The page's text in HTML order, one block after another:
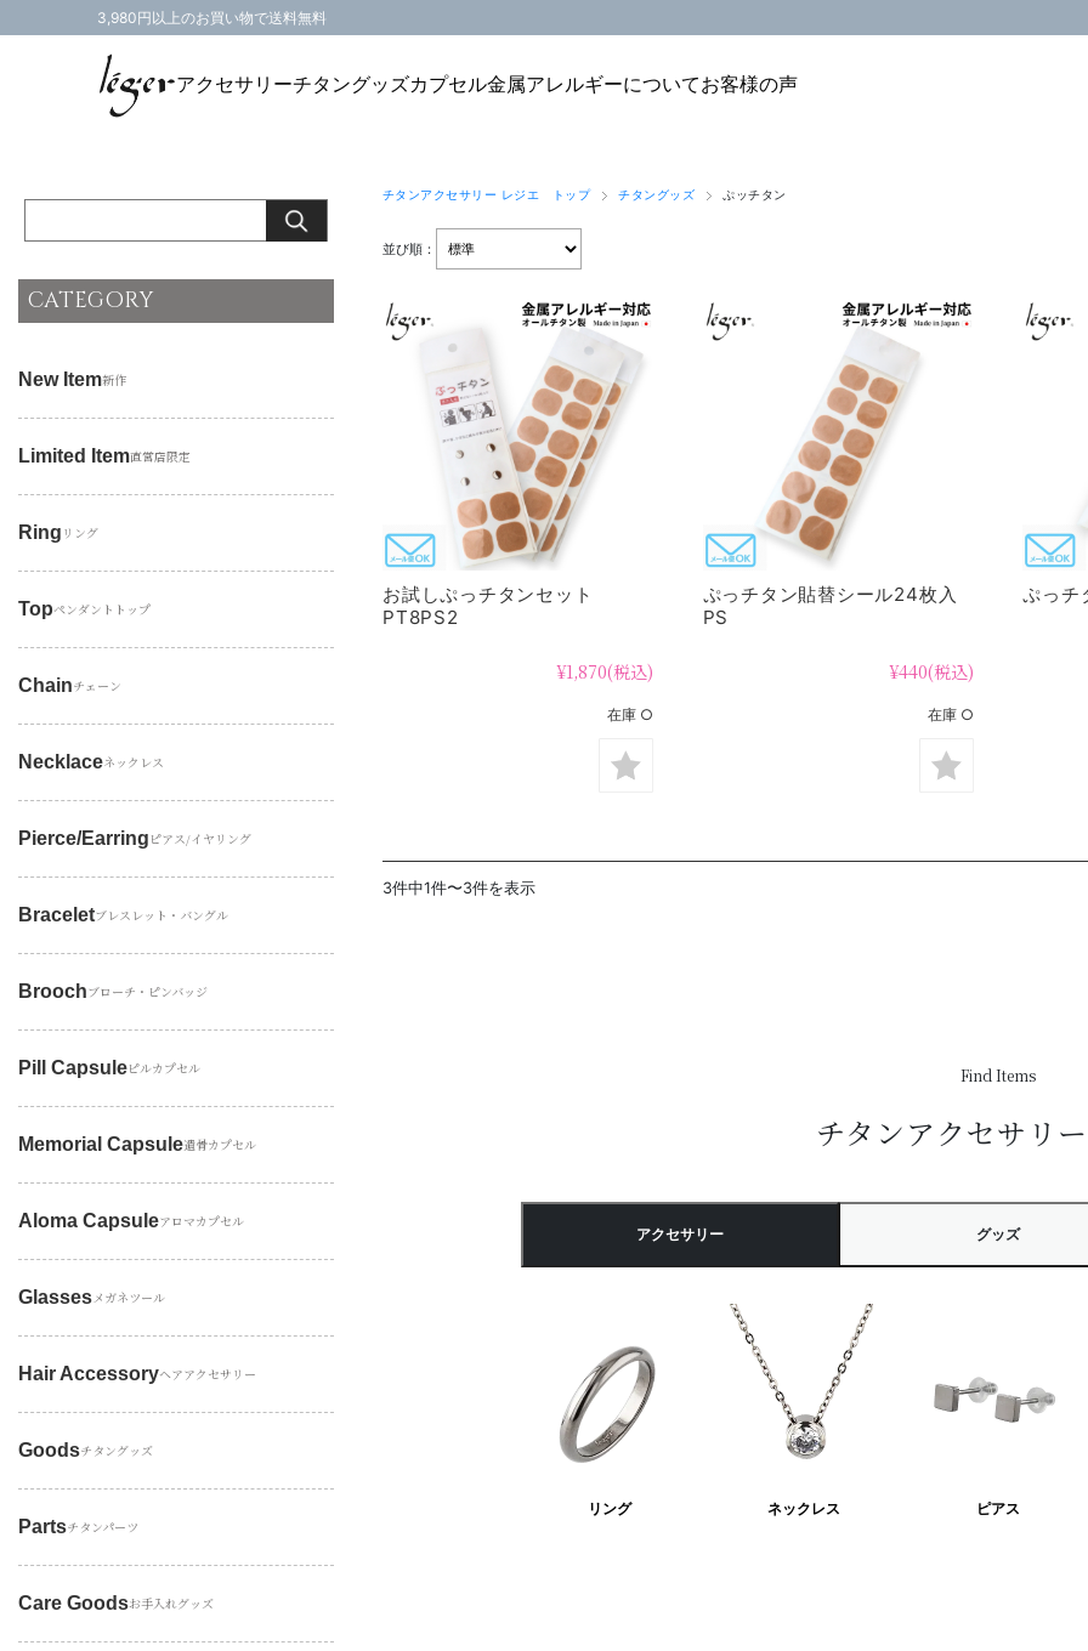
3,980円以上のお買い物で送料無料
アクセサリーチタングッズカプセル金属アレルギーについてお客様の声
チタンアクセサリー レジエ トップ チタングッズ ぷッチタン
並び順：
お試しぷっチタンセット
PT8PS2
¥1,870(税込)
在庫 ○
ぷっチタン貼替シール24枚入
PS
¥440(税込)
在庫 ○
ぷっチ
3件中1件〜3件を表示
Find Items
チタンアクセサリ
アクセサリー グッズ
リング ネックレス ピアス
CATEGORY
New Item新作
Limited Item直営店限定
Ring リング
Topペンダントトップ
Chainチェーン
Necklaceネックレス
Pierce/earring ピアス/イヤリング
Braceletブレスレット・バングル
Broochブローチ・ピンバッジ
Pill Capsuleピルカプセル
Memorial Capsule遺骨カプセル
Aloma Capsuleアロマカプセル
Glassesメガネツール
Hair Accessoryヘアアクセサリー
Goodsチタングッズ
Partsチタンパーツ
Care Goodsお手入れグッズ